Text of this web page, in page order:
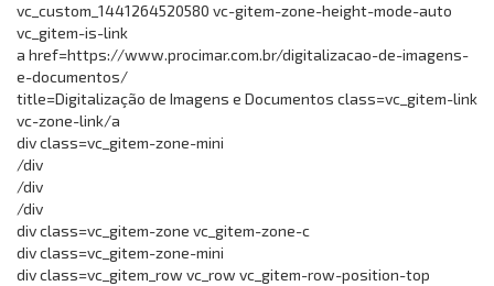
vc_custom_1441264520580 vc-gitem-zone-height-mode-auto
vc_gitem-is-link
a href=https://www.procimar.com.br/digitalizacao-de-imagens-
e-documentos/
title=Digitalização de Imagens e Documentos class=vc_gitem-link
vc-zone-link/a
div class=vc_gitem-zone-mini
/div
/div
/div
div class=vc_gitem-zone vc_gitem-zone-c
div class=vc_gitem-zone-mini
div class=vc_gitem_row vc_row vc_gitem-row-position-top